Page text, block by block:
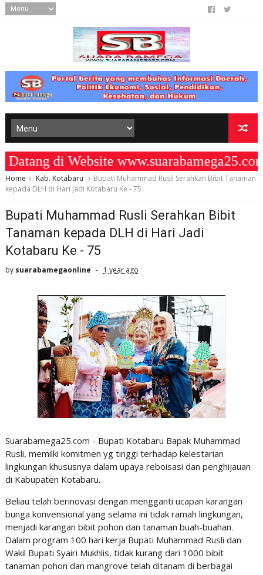
di Website www.suarabamega25.com
Home Kab. Kotabaru
Bupati Muhammad Rusli Serahkan Bibit Tanaman
kepada DLH di Hari Jadi Kotabaru Ke - 75
Bupati Muhammad Rusli Serahkan Bibit
Tanaman kepada DLH di Hari Jadi
Kotabaru Ke - 75
by suarabamegaonline 1 year ago
Suarabamega25.com - Bupati Kotabaru Bapak Muhammad
Rusli, memilki komitmen yg tinggi terhadap kelestarian
lingkungan khususnya dalam upaya reboisasi dan penghijauan
di Kabupaten Kotabaru.
Beliau telah berinovasi dengan mengganti ucapan karangan
bunga konvensional yang selama ini tidak ramah lingkungan,
menjadi karangan bibit pohon dan tanaman buah-buahan.
Dalam program 100 hari kerja Bupati Muhammad Rusli dan
Wakil Bupati Syairi Mukhlis, tidak kurang dari 1000 bibit
tanaman pohon dan mangrove telah ditanam di berbagai